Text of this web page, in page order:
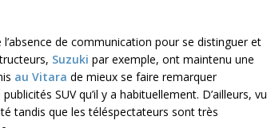
de communication pour se distinguer et
Suzuki par exemple, ont maintenu une
au Vitara de mieux se faire remarquer
SUV qu’il y a habituellement. D’ailleurs, vu
tandis que les téléspectateurs sont très